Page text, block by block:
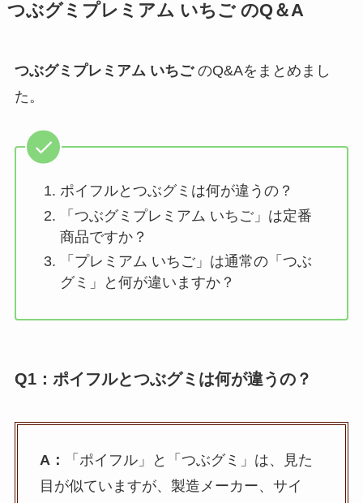
つぶグミプレミアム いちご のQ＆A
つぶグミプレミアム いちご のQ&Aをまとめまし
た。
ポイフルとつぶグミは何が違うの？
「つぶグミプレミアム いちご」は定番
商品ですか？
「プレミアム いちご」は通常の「つぶ
グミ」と何が違いますか？
Q1：ポイフルとつぶグミは何が違うの？
A：
「ポイフル」と「つぶグミ」は、見た
目が似ていますが、製造メーカー、サイ